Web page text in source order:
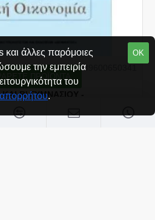
9789600650341
Β' ΓΥΜΝΑΣΙΟΥ -
ΟΚ
άλλες παρόμοιες
την εμπειρία
του
απορρήτου.
ΠΡΟΪΌΝΤΑ